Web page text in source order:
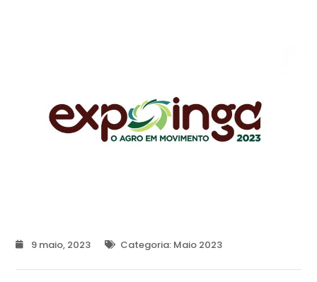
9 maio, 2023 Categoria: Maio 2023